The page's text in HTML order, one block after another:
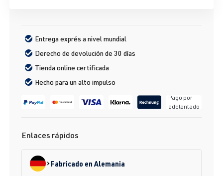
Entrega exprés a nivel mundial
Derecho de devolución de 30 días
Tienda online certificada
Hecho para un alto impulso
Pago por
adelantado
Enlaces rápidos
Fabricado en Alemania